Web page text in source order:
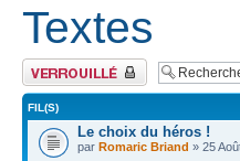
Textes
Forum verrouillé
FIL(S)
Le choix du héros !
par Romaric Briand » 25